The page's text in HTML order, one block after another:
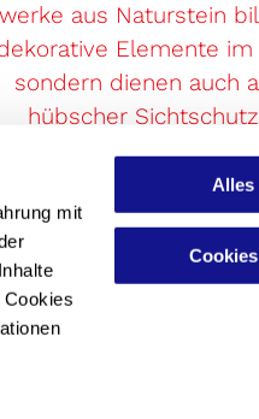
mit
Alles
aus Naturstein
Elemente im
sondern dienen auch
hübscher